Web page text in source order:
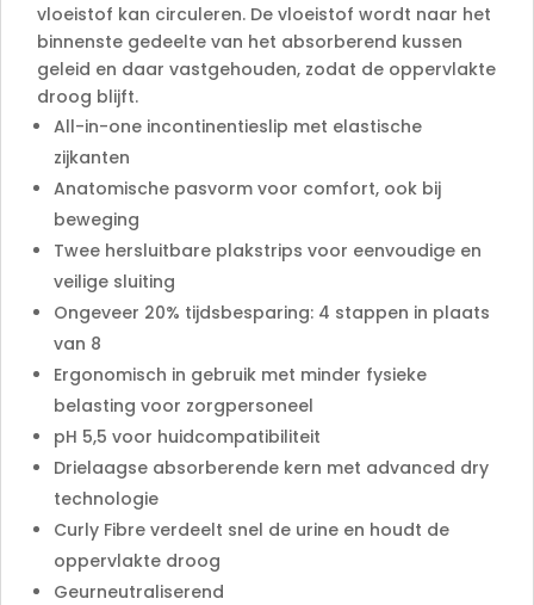
vloeistof kan circuleren. De vloeistof wordt naar het
binnenste gedeelte van het absorberend kussen
geleid en daar vastgehouden, zodat de oppervlakte
droog blijft.
All-in-one incontinentieslip met elastische
zijkanten
Anatomische pasvorm voor comfort, ook bij
beweging
Twee hersluitbare plakstrips voor eenvoudige en
veilige sluiting
Ongeveer 20% tijdsbesparing: 4 stappen in plaats
van 8
Ergonomisch in gebruik met minder fysieke
belasting voor zorgpersoneel
pH 5,5 voor huidcompatibiliteit
Drielaagse absorberende kern met advanced dry
technologie
Curly Fibre verdeelt snel de urine en houdt de
oppervlakte droog
Geurneutraliserend